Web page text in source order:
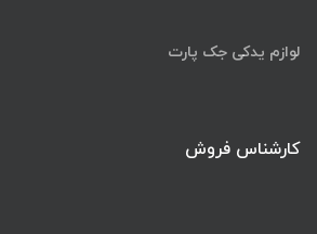
لوازم یدکی جک پارت
کارشناس فروش